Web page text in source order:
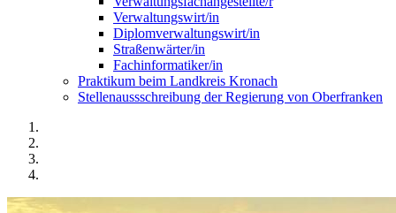
Verwaltungswirt/in
Diplomverwaltungswirt/in
Straßenwärter/in
Fachinformatiker/in
Praktikum beim Landkreis Kronach
Stellenaussschreibung der Regierung von Oberfranken